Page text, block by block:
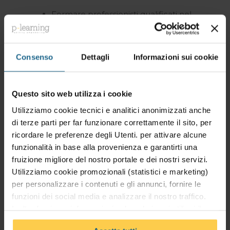
Consenso Dettagli Informazioni sui cookie
Questo sito web utilizza i cookie
Utilizziamo cookie tecnici e analitici anonimizzati anche
di terze parti per far funzionare correttamente il sito, per
ricordare le preferenze degli Utenti. per attivare alcune
funzionalità in base alla provenienza e garantirti una
fruizione migliore del nostro portale e dei nostri servizi.
Utilizziamo cookie promozionali (statistici e marketing)
per personalizzare i contenuti e gli annunci, fornire le
funzioni dei social media e analizzare il nostro traffico.
nostro sito ai nostri partner che si occupano di analisi dei
Formare professionisti qualificati nel
energie rinnovabili,
sfide operative e
Fornire strumenti e strategie per
Obiettivi formativi
Approfondire le
tecnologie e
soluzioni tecniche
e distribuzione di energia rinnovabile.
modelli operativi
energetiche.